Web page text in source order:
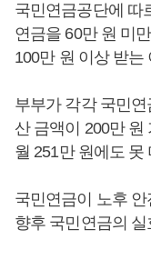
국민연금공단에 따
연금을 60만 원 미
100만 원 이상 받는
부부가 각각 국민
산 금액이 200만 원
월 251만 원에도 못
국민연금이 노후 안
향후 국민연금의